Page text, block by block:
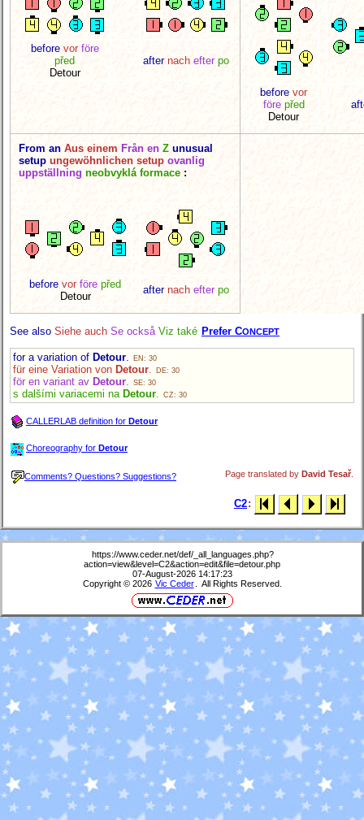
before vor före
před
Detour
after nach efter po
before vor
före před
Detour
From an Aus einem Från en Z unusual
setup ungewöhnlichen setup ovanlig
uppställning neobvyklá formace :
before vor före před
Detour
after nach efter po
See also Siehe auch Se också Viz také Prefer CONCEPT
for a variation of Detour EN: 30
für eine Variation von Detour DE: 30
för en variant av Detour SE: 30
s dalšími variacemi na Detour CZ: 30
CALLERLAB definition for Detour
Choreography for Detour
Comments? Questions? Suggestions? Page translated by David Tesař
C2:
https://www.ceder.net/def/_all_languages.php?
action=view&level=C2&action=edit&file=detour.php
07-August-2026 14:17:23
Copyright © 2026 Vic Ceder . All Rights Reserved.